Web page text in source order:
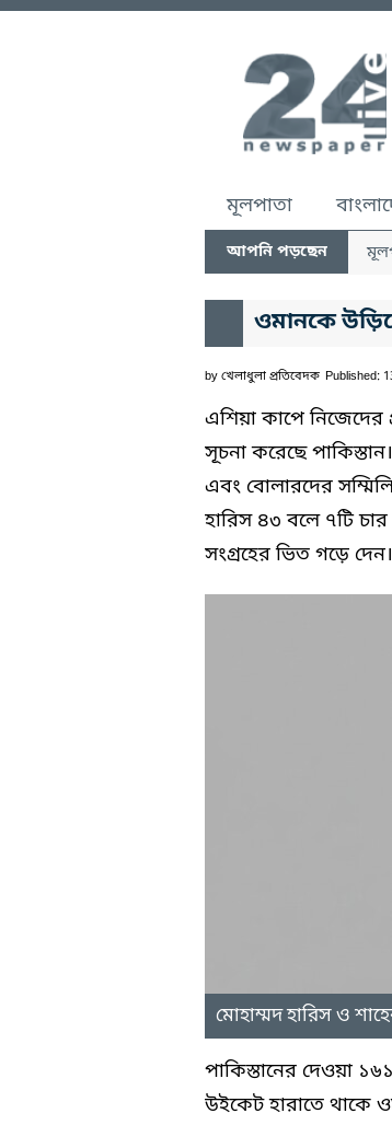
মূলপাতা
আপনি পড়ছেন
ওমানকে
by খেলাধুলা প্রতিবেদক Published:
এশিয়া কাপে নিজেদের
সূচনা করেছে
এবং বোলারদের
হারিস ৪৩ বলে ৭টি
সংগ্রহের ভিত গড়ে দেন।
মোহাম্মদ হারিস ও
পাকিস্তানের দেওয়া
উইকেট হারাতে থাকে